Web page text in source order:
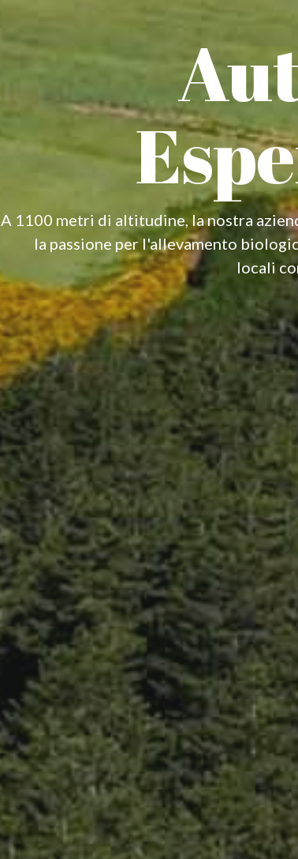
A 1100 metri di altitudine, la nostra
la passione per l'allevamento
locali